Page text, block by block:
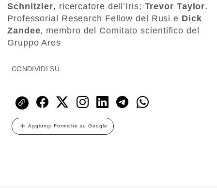
Schnitzler, ricercatore dell’Iris; Trevor Taylor,
Professorial Research Fellow del Rusi e Dick
Zandee, membro del Comitato scientifico del
Gruppo Ares
CONDIVIDI SU:
Aggiungi Formiche su Google